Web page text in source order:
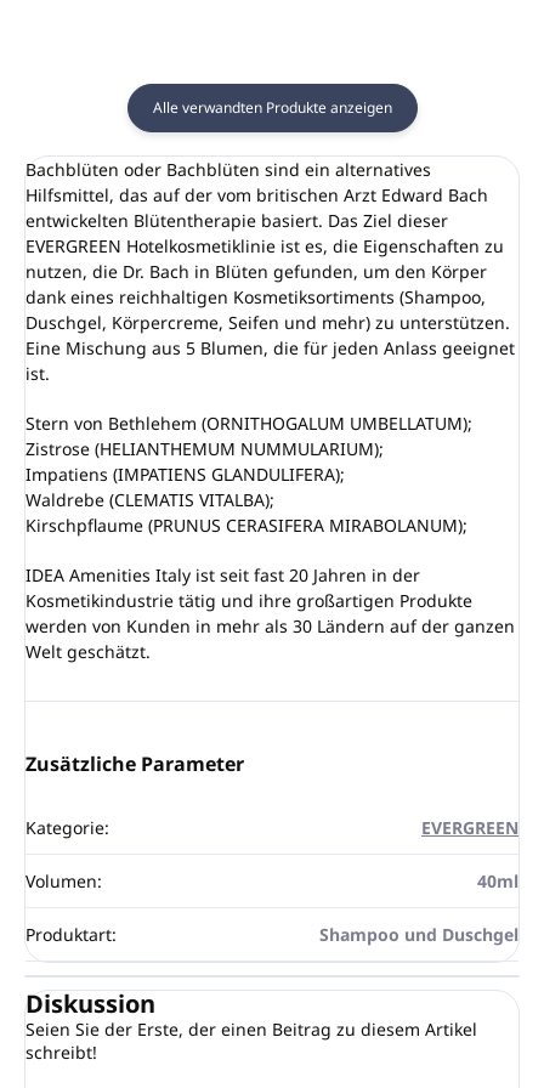
Alle verwandten Produkte anzeigen
Bachblüten oder Bachblüten sind ein alternatives
Hilfsmittel, das auf der vom britischen Arzt Edward Bach
entwickelten Blütentherapie basiert. Das Ziel dieser
EVERGREEN Hotelkosmetiklinie ist es, die Eigenschaften zu
nutzen, die Dr. Bach in Blüten gefunden, um den Körper
dank eines reichhaltigen Kosmetiksortiments (Shampoo,
Duschgel, Körpercreme, Seifen und mehr) zu unterstützen.
Eine Mischung aus 5 Blumen, die für jeden Anlass geeignet
ist.
Stern von Bethlehem (ORNITHOGALUM UMBELLATUM);
Zistrose (HELIANTHEMUM NUMMULARIUM);
Impatiens (IMPATIENS GLANDULIFERA);
Waldrebe (CLEMATIS VITALBA);
Kirschpflaume (PRUNUS CERASIFERA MIRABOLANUM);
IDEA Amenities Italy ist seit fast 20 Jahren in der
Kosmetikindustrie tätig und ihre großartigen Produkte
werden von Kunden in mehr als 30 Ländern auf der ganzen
Welt geschätzt.
Zusätzliche Parameter
Kategorie: EVERGREEN
Volumen: 40ml
Produktart: Shampoo und Duschgel
Diskussion
Seien Sie der Erste, der einen Beitrag zu diesem Artikel
schreibt!